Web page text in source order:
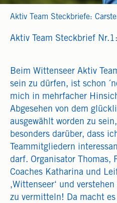
Aktiv Team Steckbriefe:
Aktiv Team Steckbrief
Beim Wittenseer Aktiv
sein zu dürfen, ist schon
mich in mehrfacher
Abgesehen von dem
ausgewählt worden zu
besonders darüber, dass
Teammitgliedern
darf. Organisator Thomas,
Coaches Katharina und
‚Wittenseer‘ und
zu vermitteln! Da macht